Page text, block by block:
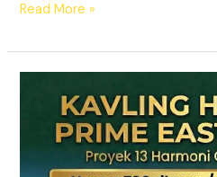
Read More »
HARMONI
BOGOR